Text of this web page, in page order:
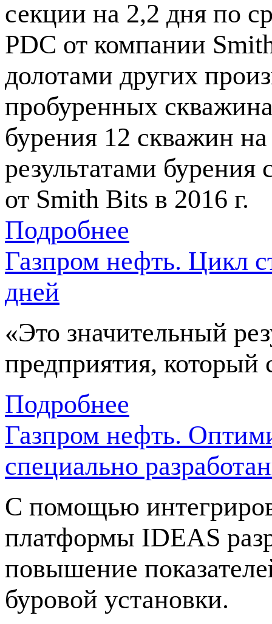
секции на 2,2 дня по
PDC от компании
долотами других
пробуренных
бурения 12 скважин
результатами
от Smith Bits в 2016 г.
Подробнее
Газпром нефть. Цикл
дней
«Это значительный
предприятия, который
Подробнее
Газпром нефть.
специально
С помощью
платформы IDEAS
повышение
буровой установки.